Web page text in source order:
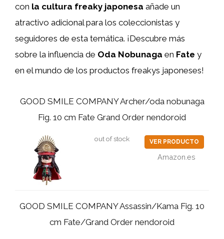
con la cultura freaky japonesa añade un
atractivo adicional para los coleccionistas y
seguidores de esta temática. ¡Descubre más
sobre la influencia de Oda Nobunaga en Fate y
en el mundo de los productos freakys japoneses!
GOOD SMILE COMPANY Archer/oda nobunaga
Fig. 10 cm Fate Grand Order nendoroid
out of stock VER PRODUCTO
Amazon.es
GOOD SMILE COMPANY Assassin/Kama Fig. 10
cm Fate/Grand Order nendoroid